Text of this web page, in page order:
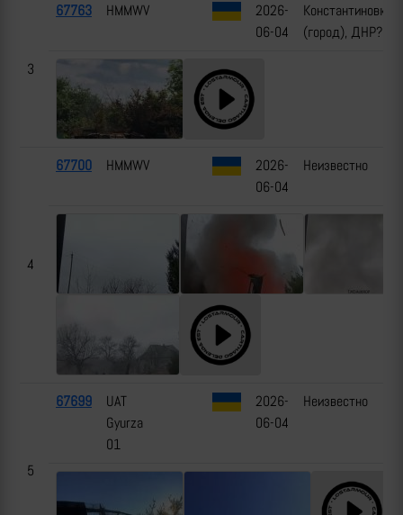
3
67763 HMMWV
2026-
06-04
Константиновка
(город), ДНР?
4
67700 HMMWV
2026-
06-04
Неизвестно
5
67699
UAT
Gyurza
01
2026-
06-04
Неизвестно